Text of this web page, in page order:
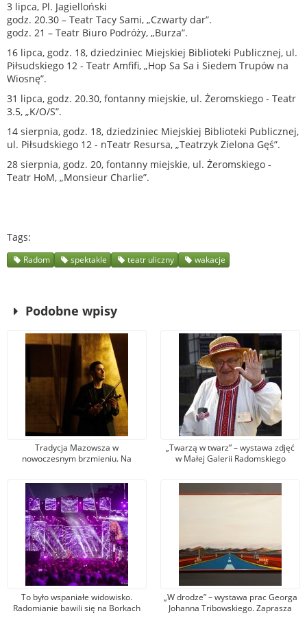
3 lipca, Pl. Jagielloński
godz. 20.30 – Teatr Tacy Sami, „Czwarty dar”.
godz. 21 – Teatr Biuro Podróży, „Burza”.
16 lipca, godz. 18, dziedziniec Miejskiej Biblioteki Publicznej, ul.
Piłsudskiego 12 - Teatr Amfifi, „Hop Sa Sa i Siedem Trupów na
Wiosnę”.
31 lipca, godz. 20.30, fontanny miejskie, ul. Żeromskiego - Teatr
3.5, „K/O/S”.
14 sierpnia, godz. 18, dziedziniec Miejskiej Biblioteki Publicznej,
ul. Piłsudskiego 12 - nTeatr Resursa, „Teatrzyk Zielona Gęś”.
28 sierpnia, godz. 20, fontanny miejskie, ul. Żeromskiego -
Teatr HoM, „Monsieur Charlie”.
Tags
Radom spektakle teatr uliczny wakacje
Podobne wpisy
Tradycja Mazowsza w
nowoczesnym brzmieniu. Na
Gombrowicza we Wsoli
„Twarzą w twarz” – wystawa zdjęć
w Małej Galerii Radomskiego
Zobaczymy prace Zenona Fiuka
To było wspaniałe widowisko.
Radomianie bawili się na Borkach
„W drodze” – wystawa prac Georga
Johanna Tribowskiego. Zaprasza